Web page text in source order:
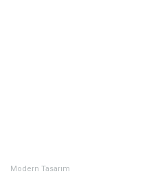
Modern Tasarım